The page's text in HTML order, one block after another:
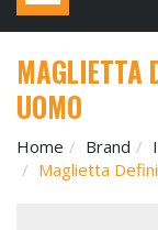
MAGLIETTA
UOMO
Home Brand
Maglietta